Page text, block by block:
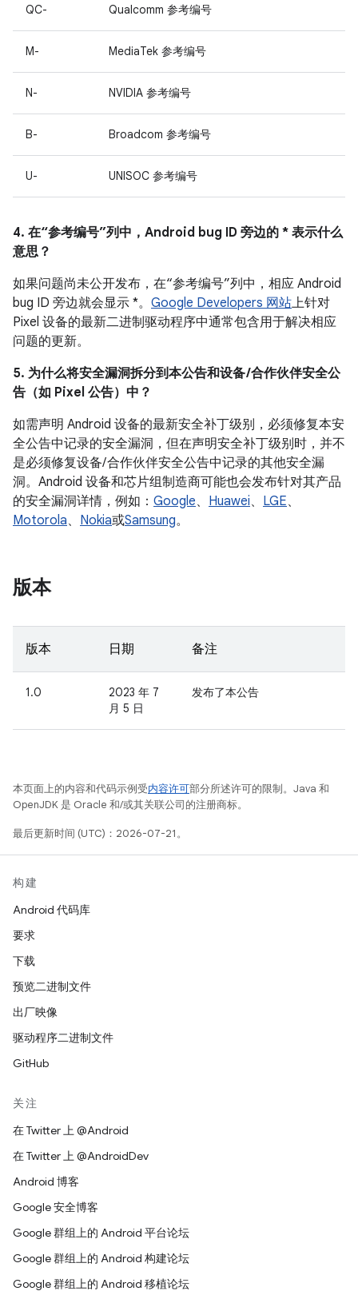
QC- Qualcomm 参考编号
M- MediaTek 参考编号
N- NVIDIA 参考编号
B- Broadcom 参考编号
U- UNISOC 参考编号
4. 在“参考编号”列中，Android bug ID 旁边的 * 表示什么
意思？
如果问题尚未公开发布，在“参考编号”列中，相应 Android
bug ID 旁边就会显示 *。 Google Developers 网站上针对
Pixel 设备的最新二进制驱动程序中通常包含用于解决相应
问题的更新。
5. 为什么将安全漏洞拆分到本公告和设备 /合作伙伴安全公
告（如 Pixel 公告）中？
如需声明 Android 设备的最新安全补丁级别，必须修复本安
全公告中记录的安全漏洞，但在声明安全补丁级别时，并不
是必须修复设备/ 合作伙伴安全公告中记录的其他安全漏
洞。Android 设备和芯片组制造商可能也会发布针对其产品
的安全漏洞详情，例如： Google、 Huawei、 LGE、
Motorola、 Nokia或Samsung。
版本
版本 日期 备注
1.0
2023 年 7
月 5 日
发布了本公告
本页面上的内容和代码示例受内容许可部分所述许可的限制。Java 和
OpenJDK 是 Oracle 和/或其关联公司的注册商标。
最后更新时间 (UTC)：2026-07-21。
构建
Android 代码库
要求
下载
预览二进制文件
出厂映像
驱动程序二进制文件
GitHub
关注
在 Twitter 上 @Android
在 Twitter 上 @AndroidDev
Android 博客
Google 安全博客
Google 群组上的 Android 平台论坛
Google 群组上的 Android 构建论坛
Google 群组上的 Android 移植论坛